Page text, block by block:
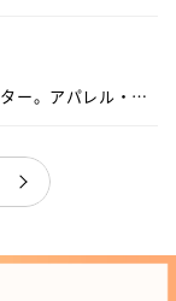
ー。アパレル・キ